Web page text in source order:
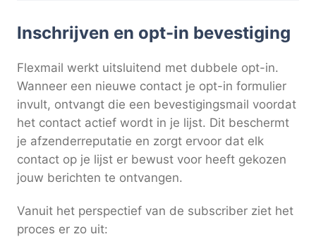
Inschrijven en opt-in bevestiging
Flexmail werkt uitsluitend met dubbele opt-in.
Wanneer een nieuwe contact je opt-in formulier
invult, ontvangt die een bevestigingsmail voordat
het contact actief wordt in je lijst. Dit beschermt
je afzenderreputatie en zorgt ervoor dat elk
contact op je lijst er bewust voor heeft gekozen
jouw berichten te ontvangen.
Vanuit het perspectief van de subscriber ziet het
proces er zo uit: